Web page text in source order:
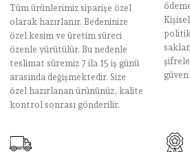
Tüm ürünlerimiz siparişe özel
olarak hazırlanır. Bedeninize
özel kesim ve üretim süreci
özenle yürütülür. Bu nedenle
teslimat süremiz 7 ila 15 iş günü
arasında değişmektedir. Size
özel hazırlanan ürününüz, kalite
kontrol sonrası gönderilir.